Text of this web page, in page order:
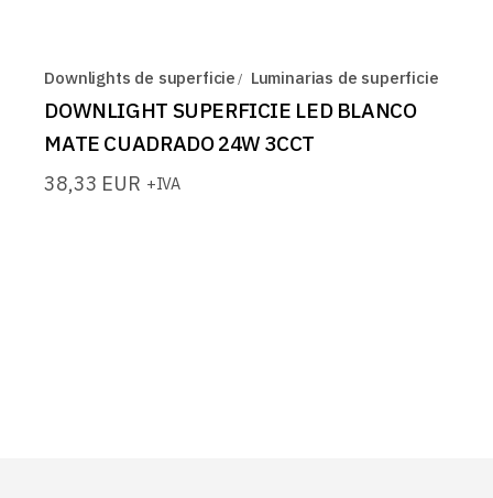
Downlights de superficie Luminarias de superficie
DOWNLIGHT SUPERFICIE LED BLANCO
MATE CUADRADO 24W 3CCT
38,33 EUR +IVA